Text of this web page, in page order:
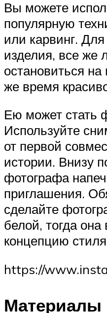
Вы можете
популярную
или карвинг.
изделия, все же
остановиться на
же время
Ею может стать
Используйте
от первой
истории. Внизу
фотографа
приглашения.
сделайте
белой, тогда
концепцию
https://
Материалы